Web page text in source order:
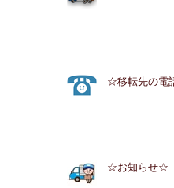
☆移転先の電
☆お知らせ☆